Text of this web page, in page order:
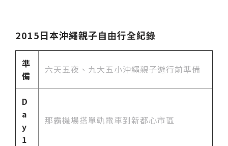
2015日本沖繩親子自由行全紀錄
準
備
六天五夜、九大五小沖繩親子遊行前準備
D
a
y
1
那霸機場搭單軌電車到新都心市區